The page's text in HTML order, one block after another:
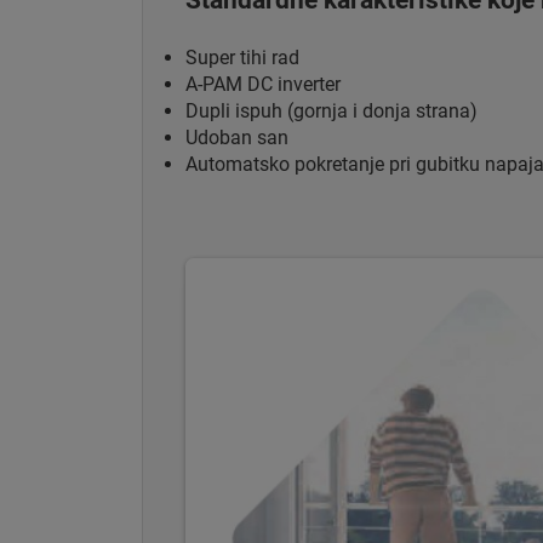
Super tihi rad
A-PAM DC inverter
Dupli ispuh (gornja i donja strana)
Udoban san
Automatsko pokretanje pri gubitku